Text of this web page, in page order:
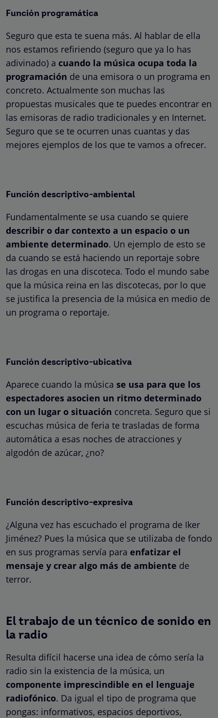
Función programática
Seguro que esta te suena más. Al hablar de ella
nos estamos refiriendo (seguro que ya lo has
adivinado) a cuando la música ocupa toda la
programación de una emisora o un programa en
concreto. Actualmente son muchas las
propuestas musicales que te puedes encontrar en
las emisoras de radio tradicionales y en Internet.
Seguro que se te ocurren unas cuantas y das
mejores ejemplos de los que te vamos a ofrecer.
Función descriptivo-ambiental
Fundamentalmente se usa cuando se quiere
describir o dar contexto a un espacio o un
ambiente determinado. Un ejemplo de esto se
da cuando se está haciendo un reportaje sobre
las drogas en una discoteca. Todo el mundo sabe
que la música reina en las discotecas, por lo que
se justifica la presencia de la música en medio de
un programa o reportaje.
Función descriptivo-ubicativa
Aparece cuando la música se usa para que los
espectadores asocien un ritmo determinado
con un lugar o situación concreta. Seguro que si
escuchas música de feria te trasladas de forma
automática a esas noches de atracciones y
algodón de azúcar, ¿no?
Función descriptivo-expresiva
¿Alguna vez has escuchado el programa de Iker
Jiménez? Pues la música que se utilizaba de fondo
en sus programas servía para enfatizar el
mensaje y crear algo más de ambiente de
terror.
El trabajo de un técnico de sonido en
la radio
Resulta difícil hacerse una idea de cómo sería la
radio sin la existencia de la música, un
componente imprescindible en el lenguaje
radiofónico. Da igual el tipo de programa que
pongas: informativos, espacios deportivos,